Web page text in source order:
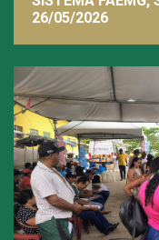
FAEMG
26/05/2026